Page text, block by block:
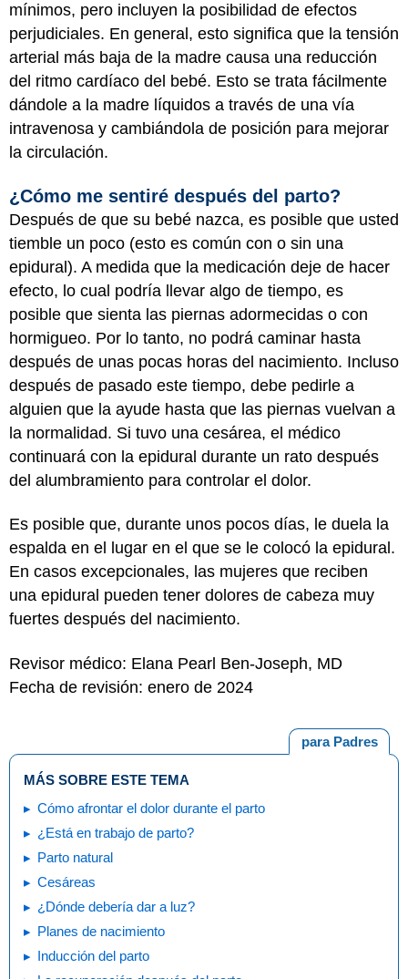
mínimos, pero incluyen la posibilidad de efectos
perjudiciales. En general, esto significa que la tensión
arterial más baja de la madre causa una reducción
del ritmo cardíaco del bebé. Esto se trata fácilmente
dándole a la madre líquidos a través de una vía
intravenosa y cambiándola de posición para mejorar
la circulación.
¿Cómo me sentiré después del parto?
Después de que su bebé nazca, es posible que usted
tiemble un poco (esto es común con o sin una
epidural). A medida que la medicación deje de hacer
efecto, lo cual podría llevar algo de tiempo, es
posible que sienta las piernas adormecidas o con
hormigueo. Por lo tanto, no podrá caminar hasta
después de unas pocas horas del nacimiento. Incluso
después de pasado este tiempo, debe pedirle a
alguien que la ayude hasta que las piernas vuelvan a
la normalidad. Si tuvo una cesárea, el médico
continuará con la epidural durante un rato después
del alumbramiento para controlar el dolor.
Es posible que, durante unos pocos días, le duela la
espalda en el lugar en el que se le colocó la epidural.
En casos excepcionales, las mujeres que reciben
una epidural pueden tener dolores de cabeza muy
fuertes después del nacimiento.
Revisor médico: Elana Pearl Ben-Joseph, MD
Fecha de revisión: enero de 2024
para Padres
MÁS SOBRE ESTE TEMA
Cómo afrontar el dolor durante el parto
¿Está en trabajo de parto?
Parto natural
Cesáreas
¿Dónde debería dar a luz?
Planes de nacimiento
Inducción del parto